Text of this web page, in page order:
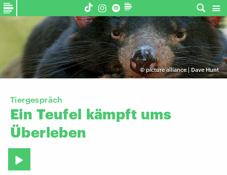
©picture alliance | Dave Hunt
Tiergespräch
Ein Teufel kämpft ums
Überleben